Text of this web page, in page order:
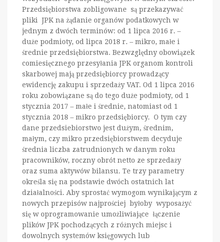
Przedsiębiorstwa zobligowane są przekazywać
pliki JPK na żądanie organów podatkowych w
jednym z dwóch terminów: od 1 lipca 2016 r. –
duże podmioty, od lipca 2018 r. – mikro, małe i
średnie przedsiębiorstwa. Bezwzględny obowiązek
comiesięcznego przesyłania JPK organom kontroli
skarbowej mają przedsiębiorcy prowadzący
ewidencję zakupu i sprzedaży VAT. Od 1 lipca 2016
roku zobowiązane są do tego duże podmioty, od 1
stycznia 2017 – małe i średnie, natomiast od 1
stycznia 2018 – mikro przedsiębiorcy. O tym czy
dane przedsiebiorstwo jest dużym, średnim,
małym, czy mikro przedsiębiorstwem decyduje
średnia liczba zatrudnionych w danym roku
pracowników, roczny obrót netto ze sprzedaży
oraz suma aktywów bilansu. Te trzy parametry
określa się na podstawie dwóch ostatnich lat
działalności. Aby sprostać wymogom wynikającym z
nowych przepisów najprościej byłoby wyposażyć
się w oprogramowanie umożliwiające łączenie
plików JPK pochodzących z różnych miejsc i
dowolnych systemów księgowych lub